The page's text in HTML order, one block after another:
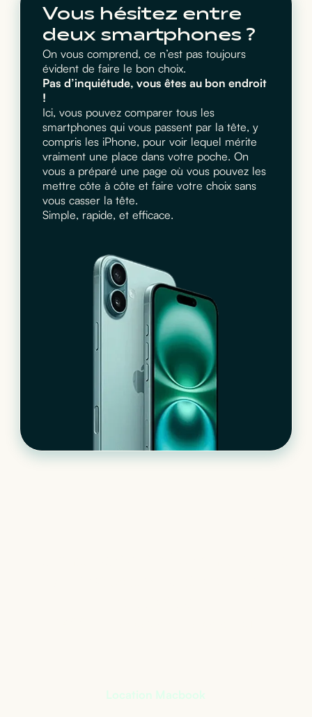
Vous hésitez entre
deux smartphones ?
On vous comprend, ce n’est pas toujours
évident de faire le bon choix.
Pas d’inquiétude, vous êtes au bon endroit
!
Ici, vous pouvez comparer tous les
smartphones qui vous passent par la tête, y
compris les iPhone, pour voir lequel mérite
vraiment une place dans votre poche. On
vous a préparé une page où vous pouvez les
mettre côte à côte et faire votre choix sans
vous casser la tête.
Simple, rapide, et efficace.
Location Macbook